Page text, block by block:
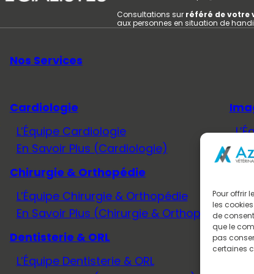
Pour offrir
les
de
que le
pas
certaines
Consultations sur référé de
aux personnes en situation de
Nos Services
Cardiologie
L’Équipe Cardiologie
En Savoir Plus (Cardiologie)
Chirurgie & Orthopédie
L’Équipe Chirurgie & Orthopédie
En Savoir Plus (Chirurgie & Orthopédie)
Dentisterie & ORL
L’Équipe Dentisterie & ORL
En